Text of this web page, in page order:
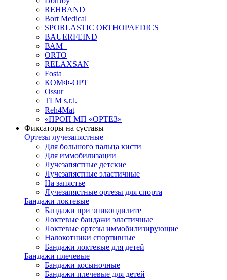
REHBAND
Bort Medical
SPORLASTIC ORTHOPAEDICS
BAUERFEIND
ВАМ+
ORTO
RELAXSAN
Fosta
КОМФ-ОРТ
Ossur
TLM s.r.l.
Reh4Mat
«ПРОП МП «ОРТЕЗ»
Фиксаторы на суставы
Ортезы лучезапястные
Для большого пальца кисти
Для иммобилизации
Лучезапястные детские
Лучезапястные эластичные
На запястье
Лучезапястные ортезы для спорта
Бандажи локтевые
Бандажи при эпикондилите
Локтевые бандажи эластичные
Локтевые ортезы иммобилизирующие
Налокотники спортивные
Бандажи локтевые для детей
Бандажи плечевые
Бандажи косыночные
Бандажи плечевые для детей